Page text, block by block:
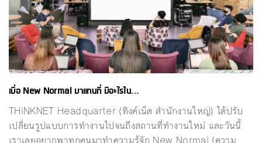
เมื่อ New Normal มาแทนที่ มีอะไรใน...
THiNKNET Headquarter (ทิงค์เน็ต สำนักงานใหญ่) ได้ปรับ
เปลี่ยนรูปแบบการทำงานไปจนถึงสถานที่ทำงานใหม่ และวันนี้